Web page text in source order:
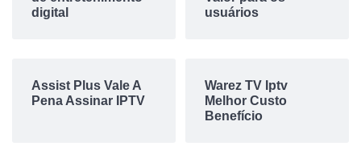
digital
usuários
Assist Plus Vale A
Pena Assinar IPTV
Warez TV Iptv
Melhor Custo
Benefício